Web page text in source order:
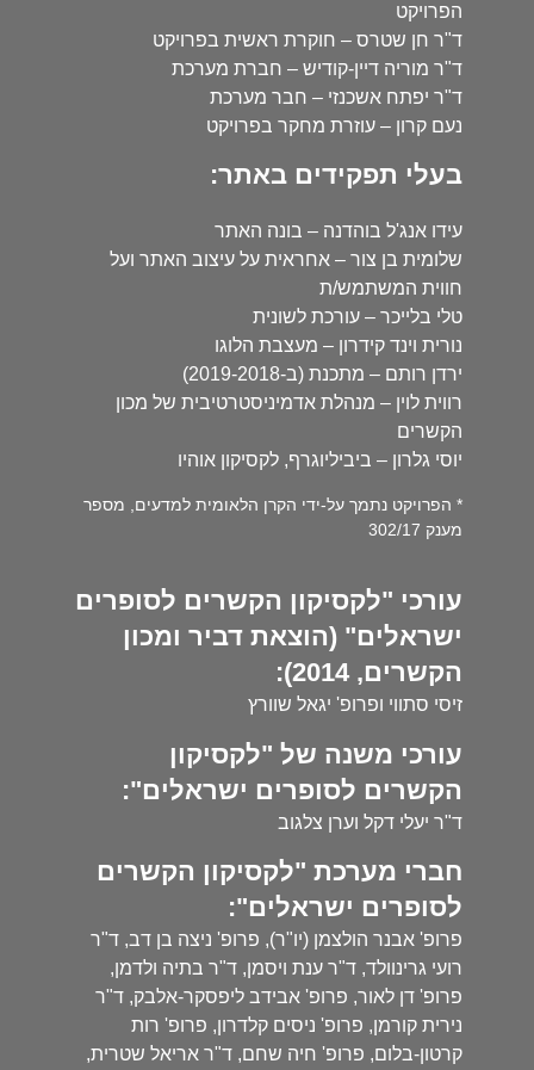
הפרויקט
ד"ר חן שטרס – חוקרת ראשית בפרויקט
ד"ר מוריה דיין-קודיש – חברת מערכת
ד"ר יפתח אשכנזי – חבר מערכת
נעם קרון – עוזרת מחקר בפרויקט
בעלי תפקידים באתר:
עידו אנג'ל בוהדנה – בונה האתר
שלומית בן צור – אחראית על עיצוב האתר ועל
חווית המשתמש/ת
טלי בלייכר – עורכת לשונית
נורית וינד קידרון – מעצבת הלוגו
ירדן רותם – מתכנת (ב-2019-2018)
רווית לוין – מנהלת אדמיניסטרטיבית של מכון
הקשרים
יוסי גלרון – ביביליוגרף, לקסיקון אוהיו
* הפרויקט נתמך על-ידי הקרן הלאומית למדעים, מספר
מענק 302/17
עורכי "לקסיקון הקשרים לסופרים
ישראלים" (הוצאת דביר ומכון
הקשרים, 2014):
זיסי סתווי ופרופ' יגאל שוורץ
עורכי משנה של "לקסיקון
הקשרים לסופרים ישראלים":
ד"ר יעלי דקל וערן צלגוב
חברי מערכת "לקסיקון הקשרים
לסופרים ישראלים":
פרופ' אבנר הולצמן (יו"ר), פרופ' ניצה בן דב, ד"ר
רועי גרינוולד, ד"ר ענת ויסמן, ד"ר בתיה ולדמן,
פרופ' דן לאור, פרופ' אבידב ליפסקר-אלבק, ד"ר
נירית קורמן, פרופ' ניסים קלדרון, פרופ' רות
קרטון-בלום, פרופ' חיה שחם, ד"ר אריאל שטרית,